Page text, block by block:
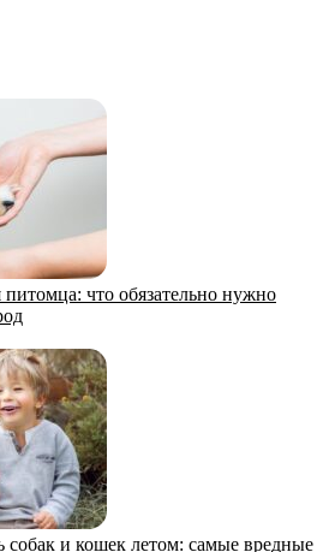
питомца: что обязательно нужно
собак и кошек летом: самые вредные